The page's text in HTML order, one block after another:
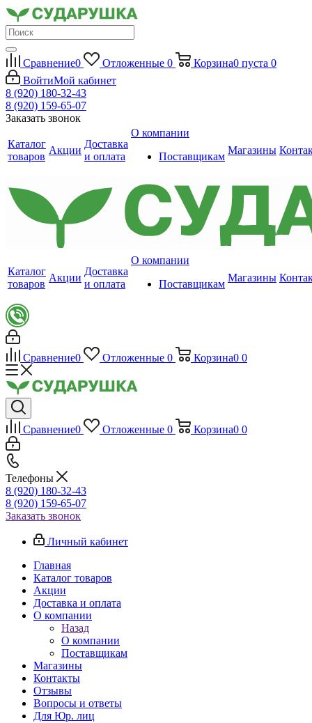
Сравнение0 Отложенные 0 Корзина0 пуста 0
ВойтиМой кабинет
8 (920) 180-32-43
8 (920) 159-65-07
Заказать звонок
Каталог
товаров
Акции
Доставка
и оплата
О компании
Поставщикам
Магазины
Каталог
товаров
Акции
Доставка
и оплата
О компании
Поставщикам
Магазины
Сравнение0 Отложенные 0 Корзина0 0
Сравнение0 Отложенные 0 Корзина0 0
Телефоны
8 (920) 180-32-43
8 (920) 159-65-07
Заказать звонок
Личный кабинет
Главная
Каталог товаров
Акции
Доставка и оплата
О компании
Назад
О компании
Поставщикам
Магазины
Контакты
Отзывы
Вопросы и ответы
Для Юр. лиц